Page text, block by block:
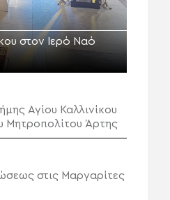
στον Ιερό Ναό
Αγίου Καλλινίκου
Μητροπολίτου Άρτης
στις Μαργαρίτες